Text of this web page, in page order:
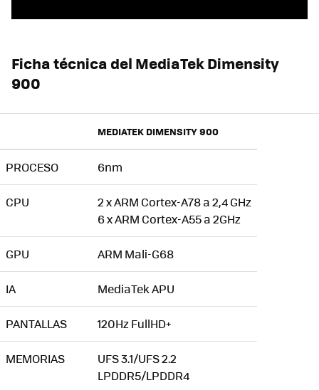
Ficha técnica del MediaTek Dimensity
900
MEDIATEK DIMENSITY 900
PROCESO 6nm
CPU
2 x ARM Cortex-A78 a 2,4 GHz
6 x ARM Cortex-A55 a 2GHz
GPU ARM Mali-G68
IA MediaTek APU
PANTALLAS 120Hz FullHD+
MEMORIAS
UFS 3.1/UFS 2.2
LPDDR5/LPDDR4